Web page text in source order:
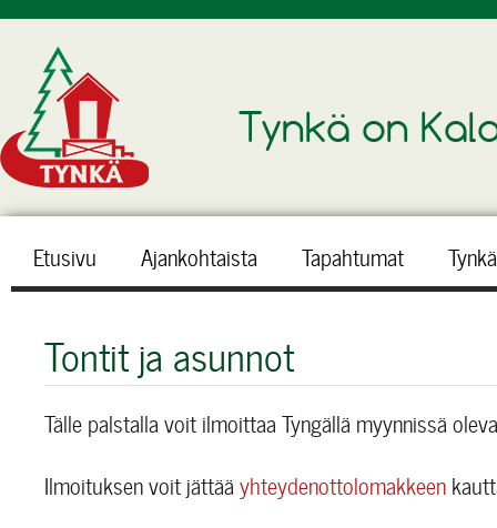
Tynkä on
Etusivu Ajankohtaista Tapahtumat
Tontit ja asunnot
Tälle palstalla voit ilmoittaa Tyngällä myynnissä
Ilmoituksen voit jättääyhteydenottolomakkeen